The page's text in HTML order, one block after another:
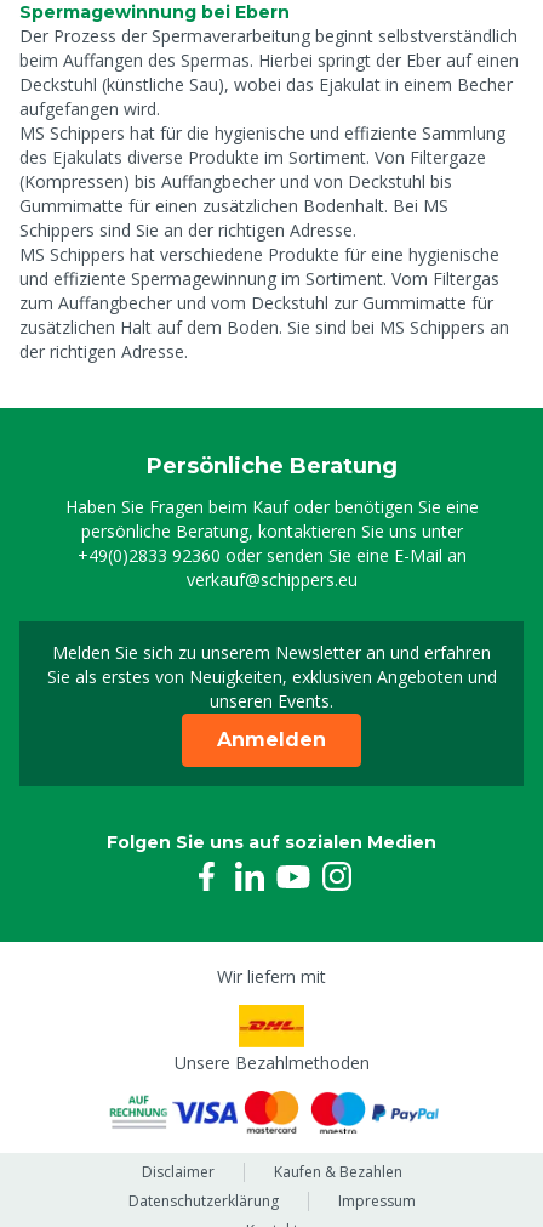
Spermagewinnung bei Ebern
Der Prozess der Spermaverarbeitung beginnt selbstverständlich
beim Auffangen des Spermas. Hierbei springt der Eber auf einen
Deckstuhl (künstliche Sau), wobei das Ejakulat in einem Becher
aufgefangen wird.
MS Schippers hat für die hygienische und effiziente Sammlung
des Ejakulats diverse Produkte im Sortiment. Von Filtergaze
(Kompressen) bis Auffangbecher und von Deckstuhl bis
Gummimatte für einen zusätzlichen Bodenhalt. Bei MS
Schippers sind Sie an der richtigen Adresse.
MS Schippers hat verschiedene Produkte für eine hygienische
und effiziente Spermagewinnung im Sortiment. Vom Filtergas
zum Auffangbecher und vom Deckstuhl zur Gummimatte für
zusätzlichen Halt auf dem Boden. Sie sind bei MS Schippers an
der richtigen Adresse.
Persönliche Beratung
Haben Sie Fragen beim Kauf oder benötigen Sie eine
persönliche Beratung, kontaktieren Sie uns unter
+49(0)2833 92360 oder senden Sie eine E-Mail an
verkauf@schippers.eu
Melden Sie sich zu unserem Newsletter an und erfahren
Sie als erstes von Neuigkeiten, exklusiven Angeboten und
unseren Events.
Melden Sie sich für
Anmelden
Folgen Sie uns auf sozialen Medien
Wir liefern mit
Unsere Bezahlmethoden
Disclaimer
Kaufen & Bezahlen
Datenschutzerklärung
Impressum